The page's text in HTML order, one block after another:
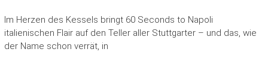
Im Herzen des Kessels bringt 60 Seconds to Napoli
italienischen Flair auf den Teller aller Stuttgarter – und das, wie
der Name schon verrät, in